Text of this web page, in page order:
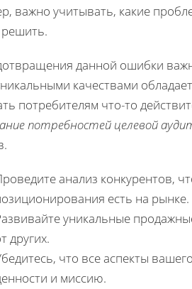
важно учитывать, какие
решить.
данной ошибки
качествами
потребителям что-то
потребностей целевой
анализ конкурентов,
есть на рынке.
уникальные
других.
что все аспекты
и миссию.